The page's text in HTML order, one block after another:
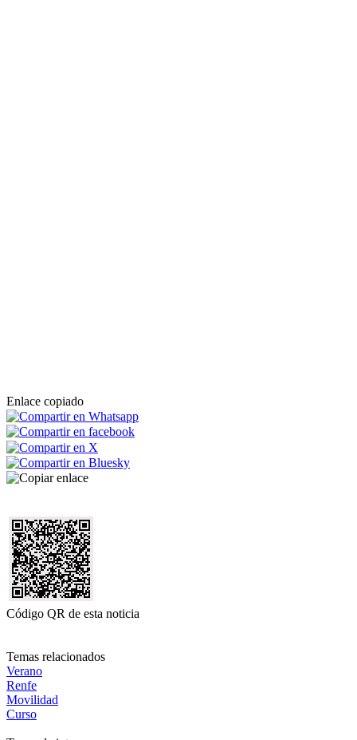
Enlace copiado
Código QR de esta noticia
Temas relacionados
Verano
Renfe
Movilidad
Curso